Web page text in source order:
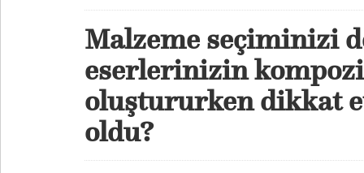
Malzeme seçiminizi
eserlerinizin
oluştururken dikkat
oldu?